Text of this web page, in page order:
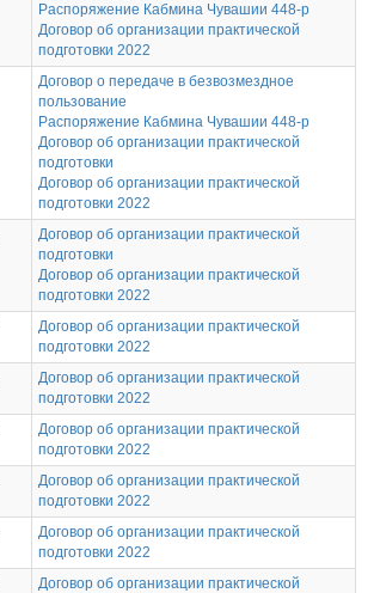
Распоряжение Кабмина Чувашии 448-р
Договор об организации практической
подготовки 2022
Договор о передаче в безвозмездное
пользование
Распоряжение Кабмина Чувашии 448-р
Договор об организации практической
подготовки
Договор об организации практической
подготовки 2022
Договор об организации практической
подготовки
Договор об организации практической
подготовки 2022
Договор об организации практической
подготовки 2022
Договор об организации практической
подготовки 2022
Договор об организации практической
подготовки 2022
Договор об организации практической
подготовки 2022
Договор об организации практической
подготовки 2022
Договор об организации практической